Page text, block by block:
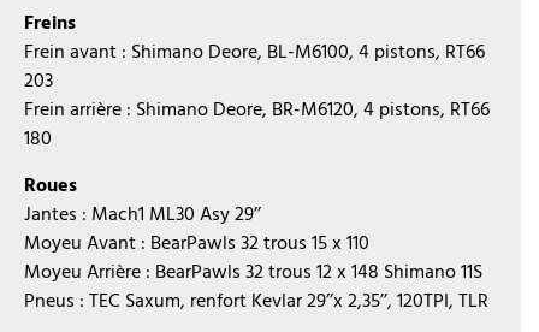
Freins
Frein avant : Shimano Deore, BL-M6100, 4 pistons, RT66
203
Frein arrière : Shimano Deore, BR-M6120, 4 pistons, RT66
180
Roues
Jantes : Mach1 ML30 Asy 29’’
Moyeu Avant : BearPawls 32 trous 15 x 110
Moyeu Arrière : BearPawls 32 trous 12 x 148 Shimano 11S
Pneus : TEC Saxum, renfort Kevlar 29’’x 2,35’’, 120TPI, TLR